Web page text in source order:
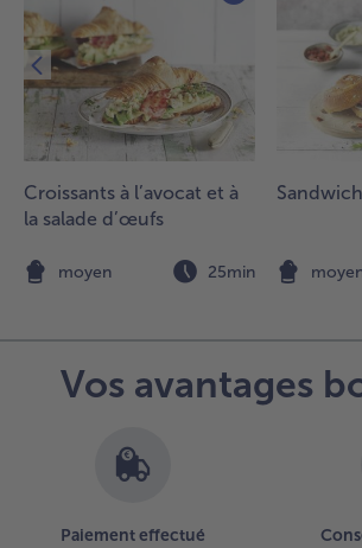
Croissants à l’avocat et à
la salade d’œufs
moyen 25min
Vos avantages
Paiement effectué